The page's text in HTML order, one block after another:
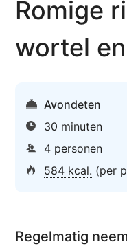
Romige
wortel
Avondeten
30 minuten
4 personen
584 kcal. (per
Regelmatig